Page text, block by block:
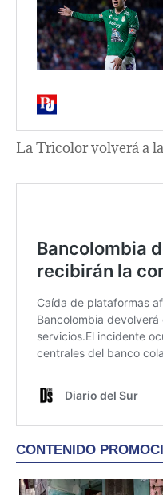
La Tricolor volverá a